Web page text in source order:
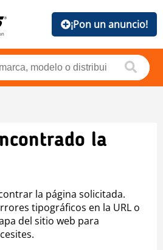
¡Pon un anuncio!
la
la página solicitada.
tipográficos en la URL o
del sitio web para